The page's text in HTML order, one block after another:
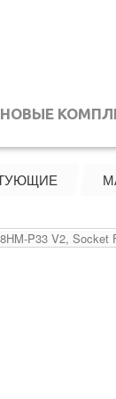
НОВЫЕ